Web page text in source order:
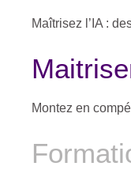
Maîtrisez l’IA :
Montez en